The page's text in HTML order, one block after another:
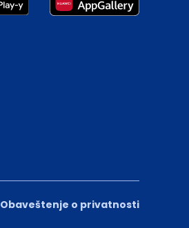
Obaveštenje o privatnosti